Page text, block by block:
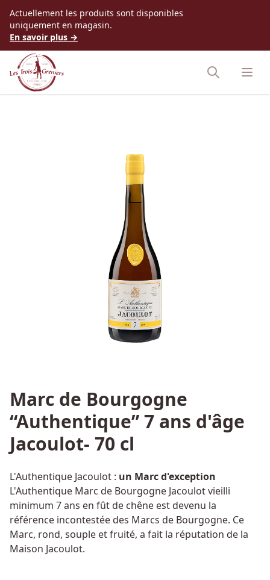
Accès au contenu
Actuellement les produits sont disponibles
uniquement en magasin.
En savoir plus →
Marc de Bourgogne
“Authentique” 7 ans d'âge
Jacoulot- 70 cl
L'Authentique Jacoulot : un Marc d'exception
L'Authentique Marc de Bourgogne Jacoulot vieilli
minimum 7 ans en fût de chêne est devenu la
référence incontestée des Marcs de Bourgogne. Ce
Marc, rond, souple et fruité, a fait la réputation de la
Maison Jacoulot.